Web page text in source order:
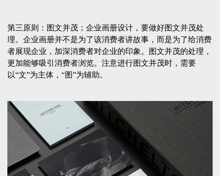
第三原则：图文并茂；企业画册设计，要做好图文并茂处
理。企业画册并不是为了该消费者讲故事，而是为了给消费
者展现企业，加深消费者对企业的印象。图文并茂的处理，
更加能够吸引消费者浏览。注意进行图文并茂时，需要
以“文”为主体，“图”为辅助。